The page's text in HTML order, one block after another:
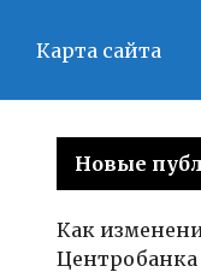
Карта сайта
Новые
Как
Центробанка